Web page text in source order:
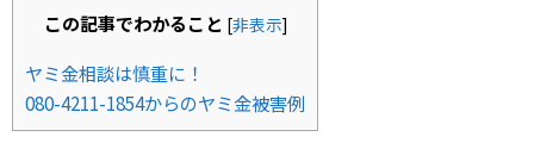
この記事でわかること [非表示]
ヤミ金相談は慎重に！
080-4211-1854からのヤミ金被害例